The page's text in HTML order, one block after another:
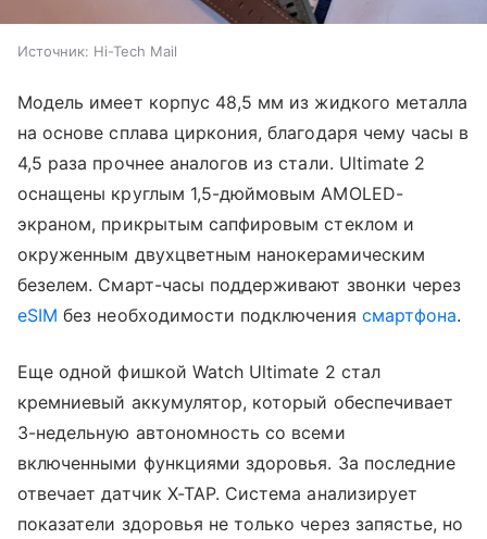
Источник: Hi-Tech Mail
Модель имеет корпус 48,5 мм из жидкого металла
на основе сплава циркония, благодаря чему часы в
4,5 раза прочнее аналогов из стали. Ultimate 2
оснащены круглым 1,5-дюймовым AMOLED-
экраном, прикрытым сапфировым стеклом и
окруженным двухцветным нанокерамическим
безелем. Смарт-часы поддерживают звонки через
eSIM без необходимости подключения смартфона.
Еще одной фишкой Watch Ultimate 2 стал
кремниевый аккумулятор, который обеспечивает
3-недельную автономность со всеми
включенными функциями здоровья. За последние
отвечает датчик X-TAP. Система анализирует
показатели здоровья не только через запястье, но